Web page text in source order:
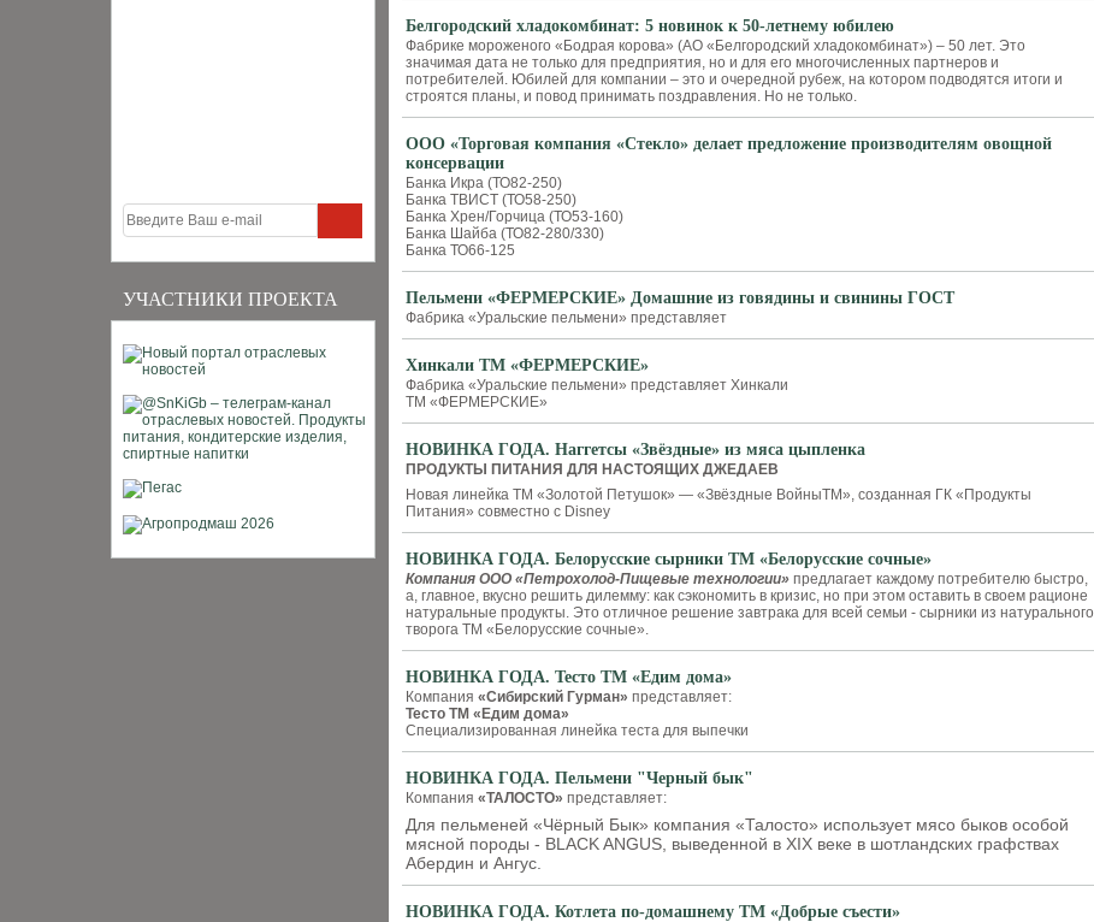
УЧАСТНИКИ ПРОЕКТА
Белгородский хладокомбинат: 5 новинок к 50-летнему юбилею
Фабрике мороженого «Бодрая корова» (АО «Белгородский хладокомбинат») – 50 лет. Это
значимая дата не только для предприятия, но и для его многочисленных партнеров и
потребителей. Юбилей для компании – это и очередной рубеж, на котором подводятся итоги и
строятся планы, и повод принимать поздравления. Но не только.
ООО «Торговая компания «Стекло» делает предложение производителям овощной
консервации
Банка Икра (ТО82-250)
Банка ТВИСТ (ТО58-250)
Банка Хрен/Горчица (ТО53-160)
Банка Шайба (ТО82-280/330)
Банка ТО66-125
Пельмени «ФЕРМЕРСКИЕ» Домашние из говядины и свинины ГОСТ
Фабрика «Уральские пельмени» представляет
Хинкали ТМ «ФЕРМЕРСКИЕ»
Фабрика «Уральские пельмени» представляет Хинкали
ТМ «ФЕРМЕРСКИЕ»
НОВИНКА ГОДА. Наггетсы «Звёздные» из мяса цыпленка
ПРОДУКТЫ ПИТАНИЯ ДЛЯ НАСТОЯЩИХ ДЖЕДАЕВ
Новая линейка ТМ «Золотой Петушок» — «Звёздные ВойныТМ», созданная ГК «Продукты
Питания» совместно с Disney
НОВИНКА ГОДА. Белорусские сырники ТМ «Белорусские сочные»
Компания ООО «Петрохолод-Пищевые технологии» предлагает каждому потребителю быстро,
а, главное, вкусно решить дилемму: как сэкономить в кризис, но при этом оставить в своем рационе
натуральные продукты. Это отличное решение завтрака для всей семьи - сырники из натурального
творога ТМ «Белорусские сочные».
НОВИНКА ГОДА. Тесто ТМ «Едим дома»
Компания «Сибирский Гурман» представляет:
Тесто ТМ «Едим дома»
Специализированная линейка теста для выпечки
НОВИНКА ГОДА. Пельмени "Черный бык"
Компания «ТАЛОСТО» представляет:
Для пельменей «Чёрный Бык» компания «Талосто» использует мясо быков особой
мясной породы - BLACK ANGUS, выведенной в XIX веке в шотландских графствах
Абердин и Ангус
НОВИНКА ГОДА. Котлета по-домашнему ТМ «Добрые съести»